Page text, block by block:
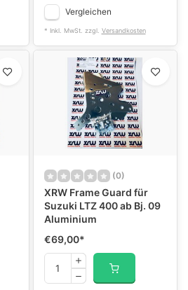
Vergleichen
* Inkl. MwSt. zzgl. Versandkosten
(0)
XRW Frame Guard für
Suzuki LTZ 400 ab Bj. 09
Aluminium
€69,00*